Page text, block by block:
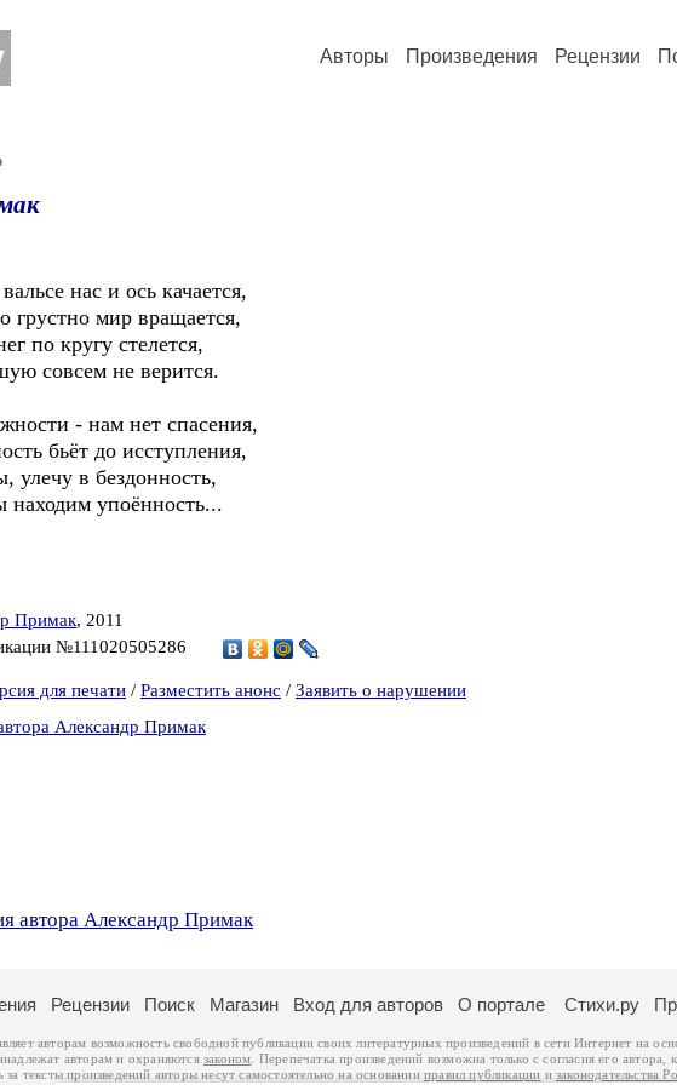
Авторы Произведения Рецензии
нас и ось качается,
грустно мир вращается,
по кругу стелется,
совсем не верится.
- нам нет спасения,
бьёт до исступления,
улечу в бездонность,
упоённость...
Примак, 2011
№111020505286
для печати / Разместить анонс / Заявить о нарушении
Александр Примак
автора Александр Примак
Рецензии Поиск Магазин Вход для авторов О портале Стихи.ру
авторам возможность свободной публикации своих литературных произведений в сети Интернет на
авторам и охраняются законом . Перепечатка произведений возможна только с согласия его
за тексты произведений авторы несут самостоятельно на основанииправил публикации изаконодательства